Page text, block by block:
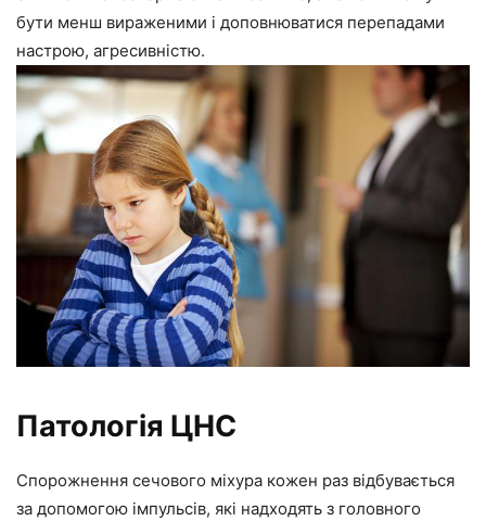
бути менш вираженими і доповнюватися перепадами
настрою, агресивністю.
Патологія ЦНС
Спорожнення сечового міхура кожен раз відбувається
за допомогою імпульсів, які надходять з головного